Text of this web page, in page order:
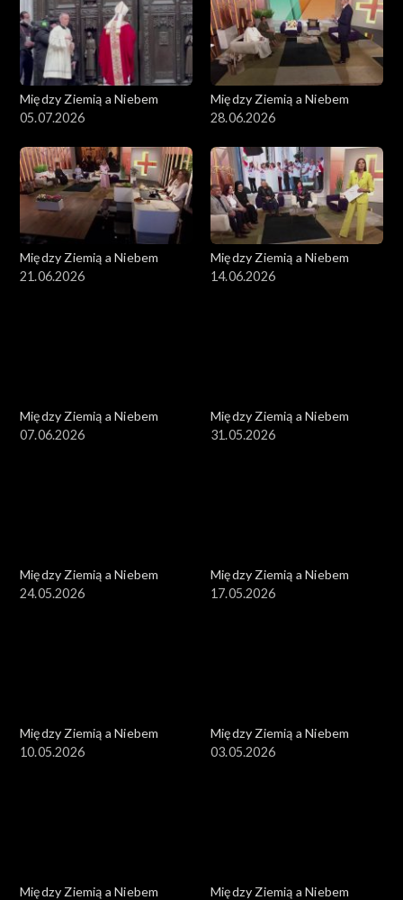
Między Ziemią a Niebem
05.07.2026
Między Ziemią a Niebem
28.06.2026
Między Ziemią a Niebem
21.06.2026
Między Ziemią a Niebem
14.06.2026
Między Ziemią a Niebem
07.06.2026
Między Ziemią a Niebem
31.05.2026
Między Ziemią a Niebem
24.05.2026
Między Ziemią a Niebem
17.05.2026
Między Ziemią a Niebem
10.05.2026
Między Ziemią a Niebem
03.05.2026
Między Ziemią a Niebem
Między Ziemią a Niebem